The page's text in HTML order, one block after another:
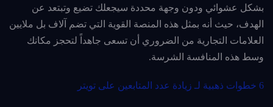
بشكل عشوائي ودون وجهة محددة سيجعلك تضيع وتبتعد عن
الهدف، حيث أنه بمثل هذه المنصة القوية التي تضم آلاف بل ملايين
العلامات التجارية من الضروري أن تسعى جاهداً لتحجز مكانك
وسط هذه المنافسة الشرسة.
6 خطوات ذهبية لـ زيادة عدد المتابعين على تويتر